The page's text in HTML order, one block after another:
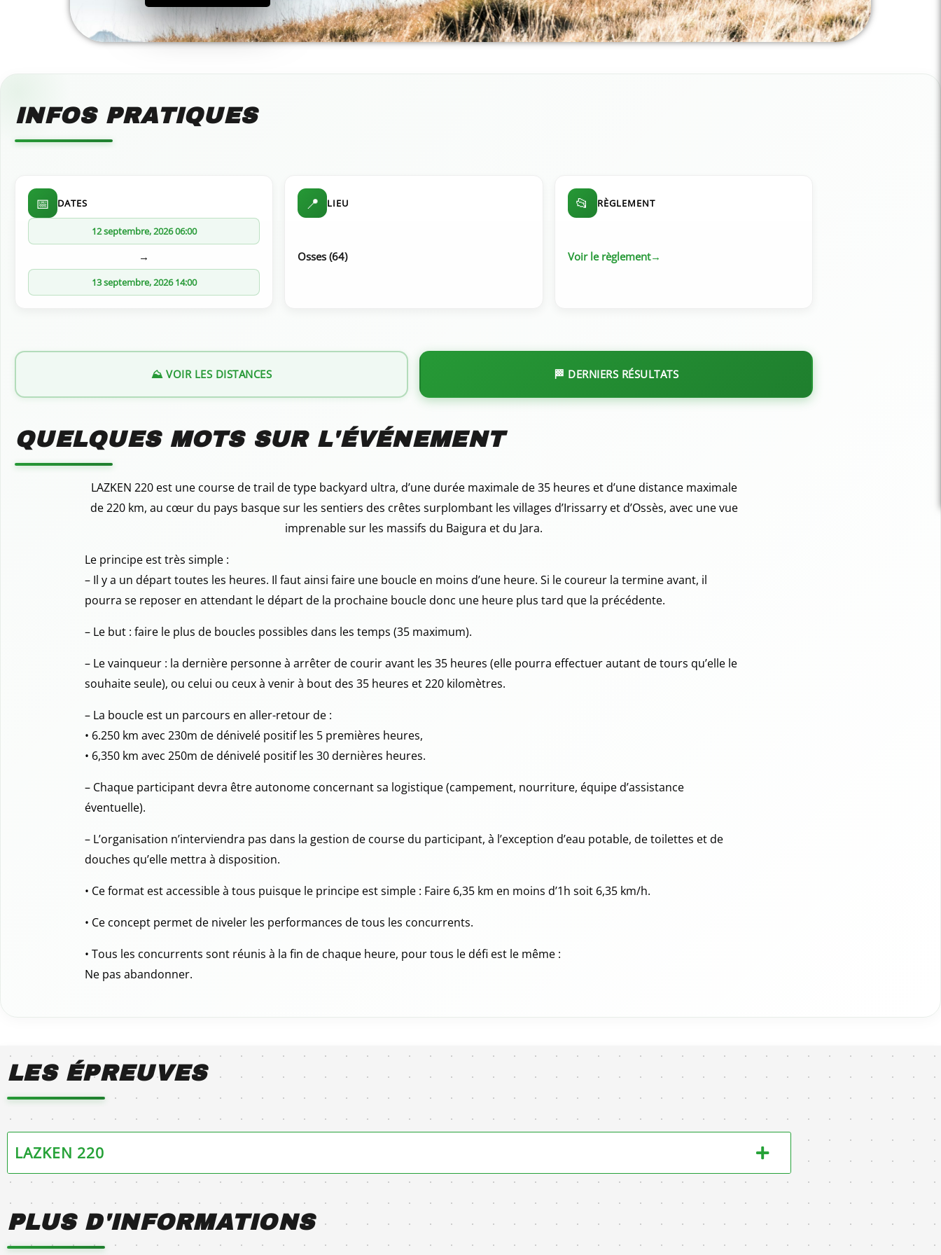
INFOS PRATIQUES
📅 DATES
12 septembre, 2026 06:00
→
13 septembre, 2026 14:00
📍 LIEU
Osses (64)
📂 RÈGLEMENT
Voir le règlement
⛰️ VOIR LES DISTANCES 🏁 DERNIERS RÉSULTATS
QUELQUES MOTS SUR L'ÉVÉNEMENT
LAZKEN 220 est une course de trail de type backyard ultra, d’une durée maximale de 35 heures et d’une distance maximale
de 220 km, au cœur du pays basque sur les sentiers des crêtes surplombant les villages d’Irissarry et d’Ossès, avec une vue
imprenable sur les massifs du Baigura et du Jara.
Le principe est très simple :
– Il y a un départ toutes les heures. Il faut ainsi faire une boucle en moins d’une heure. Si le coureur la termine avant, il
pourra se reposer en attendant le départ de la prochaine boucle donc une heure plus tard que la précédente.
– Le but : faire le plus de boucles possibles dans les temps (35 maximum).
– Le vainqueur : la dernière personne à arrêter de courir avant les 35 heures (elle pourra effectuer autant de tours qu’elle le
souhaite seule), ou celui ou ceux à venir à bout des 35 heures et 220 kilomètres.
– La boucle est un parcours en aller-retour de :
• 6.250 km avec 230m de dénivelé positif les 5 premières heures,
• 6,350 km avec 250m de dénivelé positif les 30 dernières heures.
– Chaque participant devra être autonome concernant sa logistique (campement, nourriture, équipe d’assistance
éventuelle).
– L’organisation n’interviendra pas dans la gestion de course du participant, à l’exception d’eau potable, de toilettes et de
douches qu’elle mettra à disposition.
• Ce format est accessible à tous puisque le principe est simple : Faire 6,35 km en moins d’1h soit 6,35 km/h.
• Ce concept permet de niveler les performances de tous les concurrents.
• Tous les concurrents sont réunis à la fin de chaque heure, pour tous le défi est le même :
Ne pas abandonner.
LES ÉPREUVES
LAZKEN 220
PLUS D'INFORMATIONS